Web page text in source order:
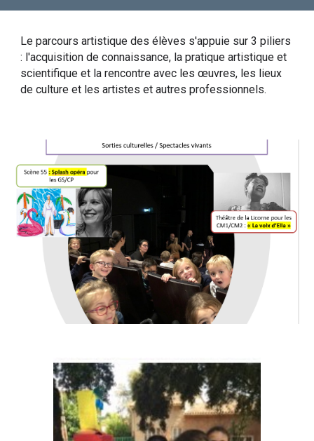
Le parcours artistique des élèves s'appuie sur 3 piliers
: l'acquisition de connaissance, la pratique artistique et
scientifique et la rencontre avec les œuvres, les lieux
de culture et les artistes et autres professionnels.